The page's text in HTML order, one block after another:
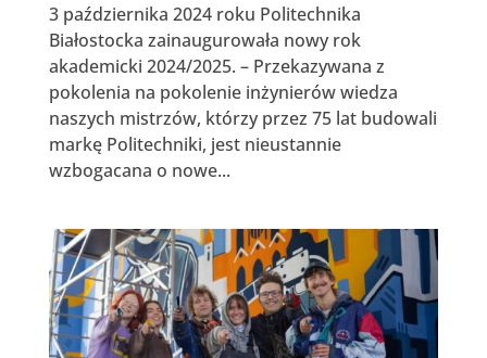
3 października 2024 roku Politechnika
Białostocka zainaugurowała nowy rok
akademicki 2024/2025. – Przekazywana z
pokolenia na pokolenie inżynierów wiedza
naszych mistrzów, którzy przez 75 lat budowali
markę Politechniki, jest nieustannie
wzbogacana o nowe...